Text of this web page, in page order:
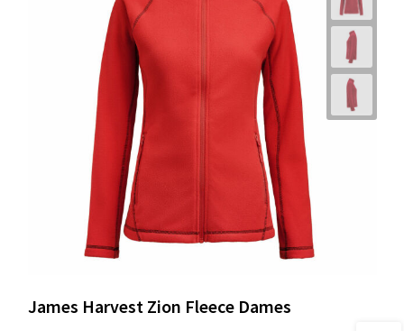
James Harvest Zion Fleece Dames